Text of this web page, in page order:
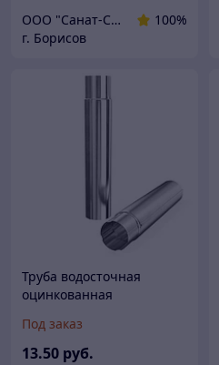
ООО "Санат-Строй"
100%
г. Борисов
Труба водосточная
оцинкованная
Под заказ
13.50 руб.